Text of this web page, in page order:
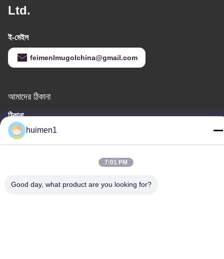
Ltd.
ই-মেইল
feimenlmugolchina@gmail.com
আমাদের ঠিকানা
ঠিকানা
নং ১-৩, শুইনিপু স্ট্রিট, ইয়ংজিং গ্রাম, বাইয়ুন জেলা, গুয়াংজু শহর, গুয়াংডং প্রদেশ, চীন
huimen1
7:01 PM
Good day, what product are you looking for?